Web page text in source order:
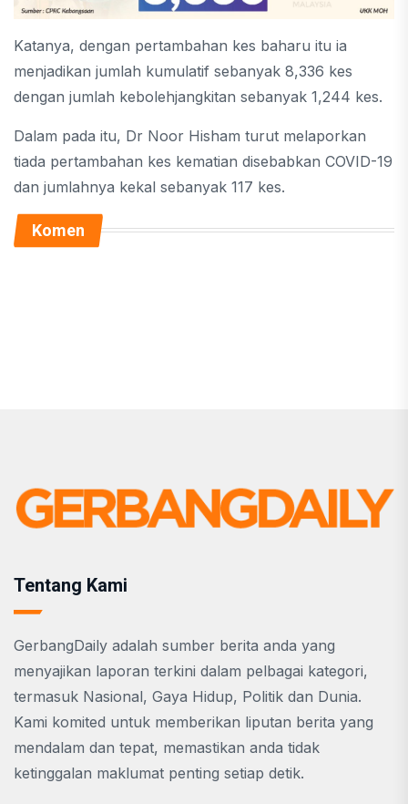
Katanya, dengan pertambahan kes baharu itu ia
menjadikan jumlah kumulatif sebanyak 8,336 kes
dengan jumlah kebolehjangkitan sebanyak 1,244 kes.
Dalam pada itu, Dr Noor Hisham turut melaporkan
tiada pertambahan kes kematian disebabkan COVID-19
dan jumlahnya kekal sebanyak 117 kes.
Komen
Tentang Kami
GerbangDaily adalah sumber berita anda yang
menyajikan laporan terkini dalam pelbagai kategori,
termasuk Nasional, Gaya Hidup, Politik dan Dunia.
Kami komited untuk memberikan liputan berita yang
mendalam dan tepat, memastikan anda tidak
ketinggalan maklumat penting setiap detik.